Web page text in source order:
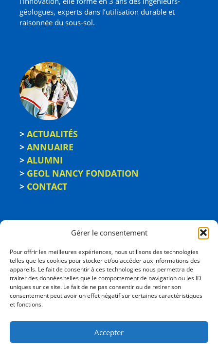
Gérer le consentement
Pour offrir les meilleures expériences, nous utilisons des technologies
telles que les cookies pour stocker et/ou accéder aux informations des
appareils. Le fait de consentir à ces technologies nous permettra de
traiter des données telles que le comportement de navigation ou les ID
uniques sur ce site. Le fait de ne pas consentir ou de retirer son
consentement peut avoir un effet négatif sur certaines caractéristiques
et fonctions.
Accepter
géologues, experts dans l’utilisation durable et
raisonnée du sous-sol.
> ACTUALITÉS
> ANNUAIRE
> ALUMNI
> GEOL NANCY FONDATION
> CONTACT
ÉCOLE NATIONALE
54505 Vandœuvre-les-Nancy cedex